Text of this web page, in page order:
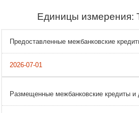
Единицы измерения:
Предоставленные межбанковские
Размещенные межбанковские кредиты и